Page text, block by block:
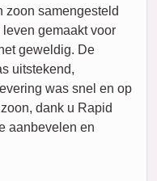
zoon samengesteld
gemaakt voor
geweldig. De
uitstekend,
was snel en op
dank u Rapid
aanbevelen en